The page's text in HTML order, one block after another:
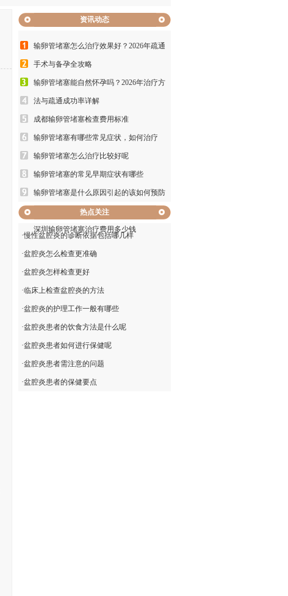
资讯动态
输卵管堵塞怎么治疗效果好？2026年疏通
手术与备孕全攻略
输卵管堵塞能自然怀孕吗？2026年治疗方
法与疏通成功率详解
成都输卵管堵塞检查费用标准
输卵管堵塞有哪些常见症状，如何治疗
输卵管堵塞怎么治疗比较好呢
输卵管堵塞的常见早期症状有哪些
输卵管堵塞是什么原因引起的该如何预防
输卵管堵塞的早期症状有哪些如何预防
深圳输卵管堵塞治疗费用多少钱
热点关注
·慢性盆腔炎的诊断依据包括哪几样
·盆腔炎怎么检查更准确
·盆腔炎怎样检查更好
·临床上检查盆腔炎的方法
·盆腔炎的护理工作一般有哪些
·盆腔炎患者的饮食方法是什么呢
·盆腔炎患者如何进行保健呢
·盆腔炎患者需注意的问题
·盆腔炎患者的保健要点